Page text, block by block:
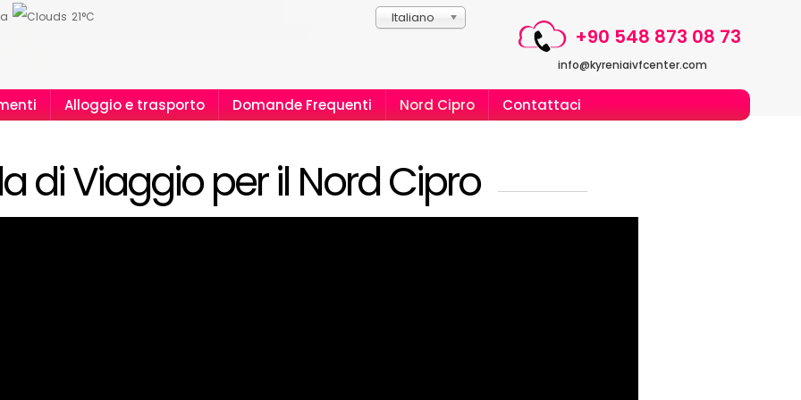
Italiano
21°C
+90 548 873 08 73
info@kyreniaivfcenter.com
Alloggio e trasporto Domande Frequenti Nord Cipro Contattaci
di Viaggio per il Nord Cipro